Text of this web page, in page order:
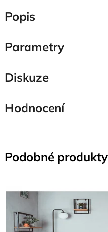
Popis
Parametry
Diskuze
Hodnocení
Podobné produkty